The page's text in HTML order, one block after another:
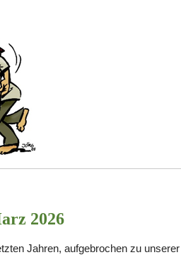
2026
Jahren, aufgebrochen zu